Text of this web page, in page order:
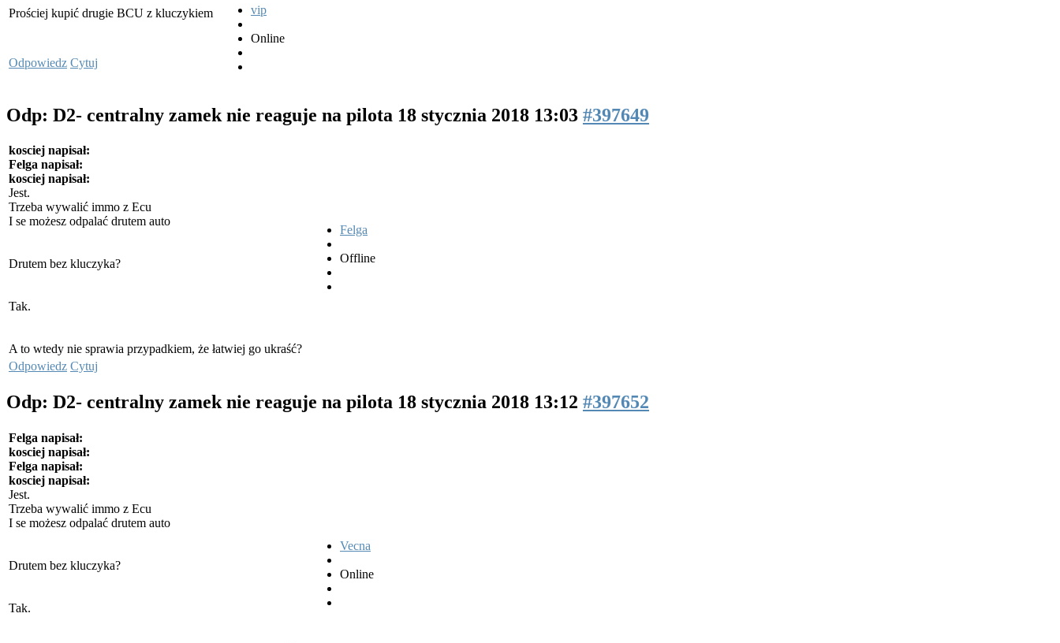
Prościej kupić drugie BCU z kluczykiem vip
Online
Odpowiedz Cytuj
Odp: D2- centralny zamek nie reaguje na pilota 18 stycznia 2018 13:03 #397649
kosciej napisał:
Felga napisał:
kosciej napisał:
Jest.
Trzeba wywalić immo z Ecu
I se możesz odpalać drutem auto
Drutem bez kluczyka?
Tak.
A to wtedy nie sprawia przypadkiem, że łatwiej go ukraść?
Felga
Offline
Odpowiedz Cytuj
Odp: D2- centralny zamek nie reaguje na pilota 18 stycznia 2018 13:12 #397652
Felga napisał:
kosciej napisał:
Felga napisał:
kosciej napisał:
Jest.
Trzeba wywalić immo z Ecu
I se możesz odpalać drutem auto
Drutem bez kluczyka?
Tak.
Vecna
Online